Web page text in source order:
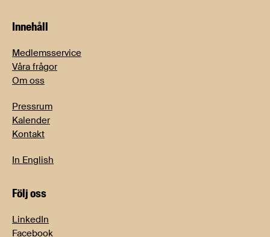
Innehåll
Medlemsservice
Våra frågor
Om oss
Pressrum
Kalender
Kontakt
In English
Följ oss
LinkedIn
Facebook